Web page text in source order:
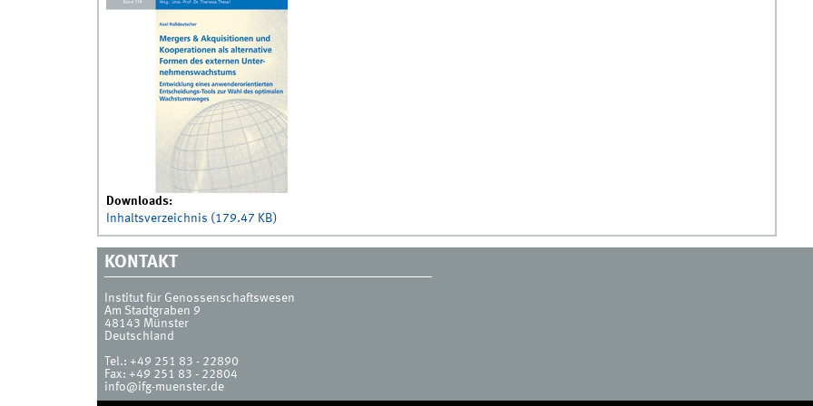
Downloads:
Inhaltsverzeichnis (179.47 KB)
KONTAKT
Institut für Genossenschaftswesen
Am Stadtgraben 9
48143 Münster
Deutschland
Tel.: +49 251 83 - 22890
Fax: +49 251 83 - 22804
info@ifg-muenster.de